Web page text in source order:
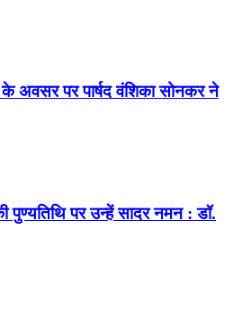
के अवसर पर पार्षद वंशिका सोनकर ने
पुण्यतिथि पर उन्हें सादर नमन : डॉ.